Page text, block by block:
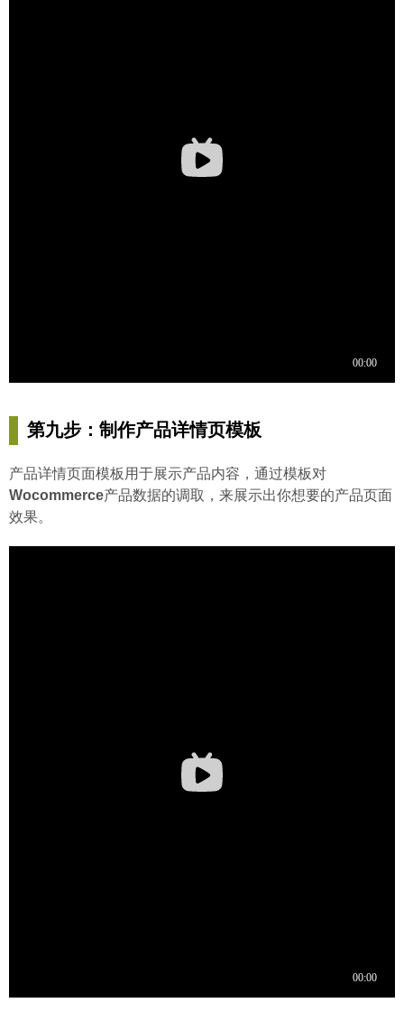
第九步：制作产品详情页模板
产品详情页面模板用于展示产品内容，通过模板对
Wocommerce产品数据的调取，来展示出你想要的产品页面
效果。